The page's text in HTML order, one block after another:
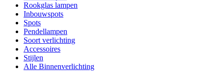
Rookglas lampen
Inbouwspots
Spots
Pendellampen
Soort verlichting
Accessoires
Stijlen
Alle Binnenverlichting